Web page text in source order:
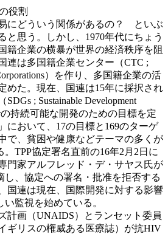
役割
にどういう関係があるの？ といぶ
と思う。しかし、1970年代にちょう
籍企業の横暴が世界の経済秩序を阻
連は多国籍企業センター（CTC ;
）を作り、多国籍企業の活
めた。現在、国連は15年に採択され
; Sustainable Development
持続可能な開発のための目標を定
において、17の目標と169のターゲ
で、貧困や健康などテーマの多くが
TPP協定署名直前の16年2月2日に
門家アルフレッド・デ・サヤス氏が
し、協定への署名・批准を拒否する
国連は現在、国際開発に対する影響
監視を始めている。
計画（UNAIDS）とランセット委員
ギリスの権威ある医療誌）が抗HIV